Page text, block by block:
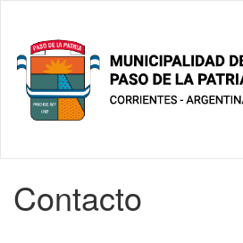
contenido
principal
Municipalidad
de Paso De
La Patria
Contenido
principal
Contacto